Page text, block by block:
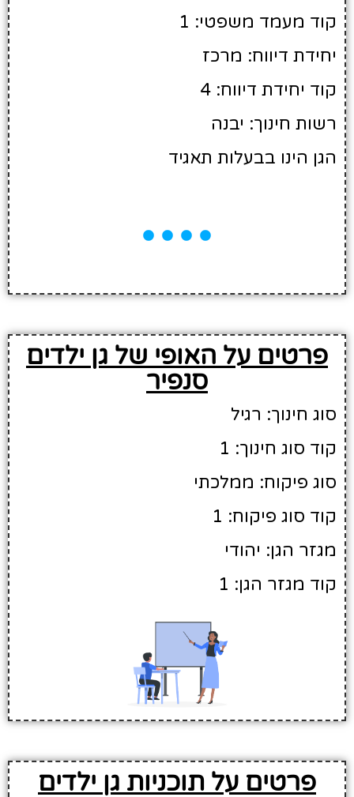
קוד מעמד משפטי: 1
יחידת דיווח: מרכז
קוד יחידת דיווח: 4
רשות חינוך: יבנה
הגן הינו בבעלות תאגיד
פרטים על האופי של גן ילדים
סנפיר
סוג חינוך: רגיל
קוד סוג חינוך: 1
סוג פיקוח: ממלכתי
קוד סוג פיקוח: 1
מגזר הגן: יהודי
קוד מגזר הגן: 1
פרטים על תוכניות גן ילדים